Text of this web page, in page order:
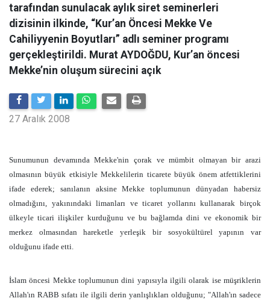
tarafından sunulacak aylık siret seminerleri
dizisinin ilkinde, “Kur’an Öncesi Mekke Ve
Cahiliyyenin Boyutları” adlı seminer programı
gerçekleştirildi. Murat AYDOĞDU, Kur’an öncesi
Mekke’nin oluşum sürecini açık
27 Aralık 2008
Sunumunun devamında Mekke'nin çorak ve mümbit olmayan bir arazi
olmasının büyük etkisiyle Mekkelilerin ticarete büyük önem atfettiklerini
ifade ederek; sanılanın aksine Mekke toplumunun dünyadan habersiz
olmadığını, yakınındaki limanları ve ticaret yollarını kullanarak birçok
ülkeyle ticari ilişkiler kurduğunu ve bu bağlamda dini ve ekonomik bir
merkez olmasından hareketle yerleşik bir sosyokültürel yapının var
olduğunu ifade etti.
İslam öncesi Mekke toplumunun dini yapısıyla ilgili olarak ise müşriklerin
Allah'ın RABB sıfatı ile ilgili derin yanlışlıkları olduğunu; "Allah'ın sadece